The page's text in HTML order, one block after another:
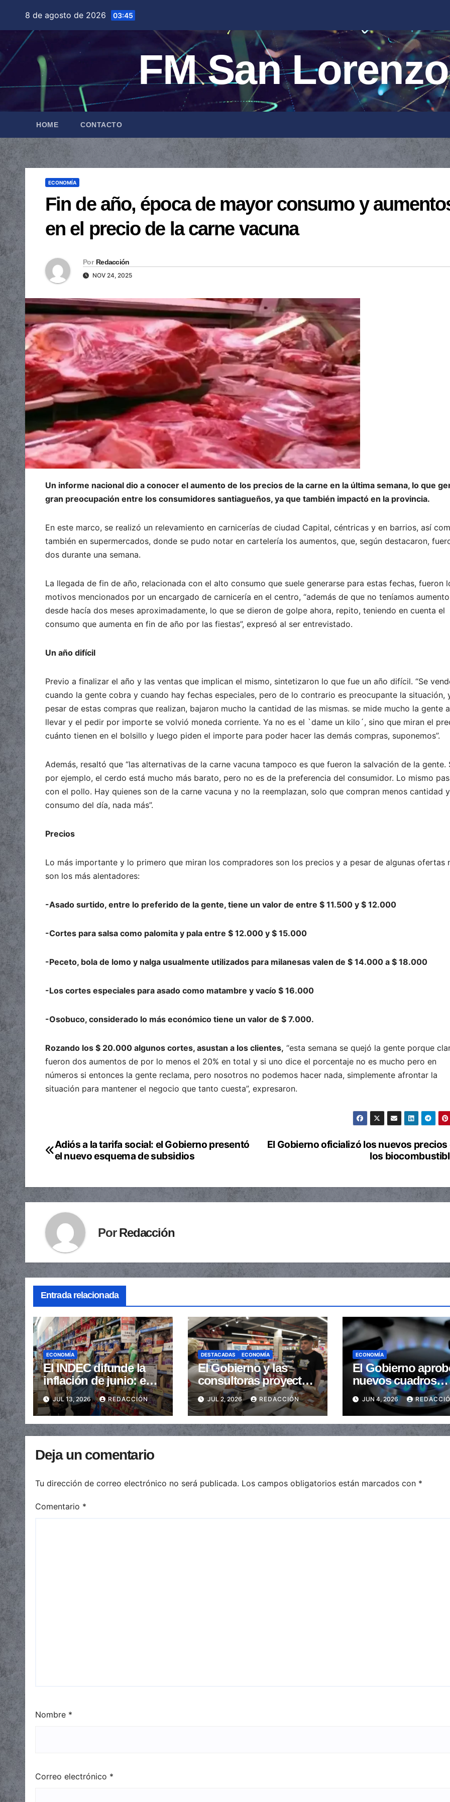
contenido
8 de agosto de 2026 03:45
FM San
HOME CONTACTO
ECONOMÍA
Fin de año, época de mayor consumo y
en el precio de la carne vacuna
Por Redacción
NOV 24, 2025
Un informe nacional dio a conocer el aumento de los precios de la carne en la última semana, lo que
gran preocupación entre los consumidores santiagueños, ya que también impactó en la provincia.
En este marco, se realizó un relevamiento en carnicerías de ciudad Capital, céntricas y en barrios, así
también en supermercados, donde se pudo notar en cartelería los aumentos, que, según destacaron,
dos durante una semana.
La llegada de fin de año, relacionada con el alto consumo que suele generarse para estas fechas, fueron
motivos mencionados por un encargado de carnicería en el centro, “además de que no teníamos
desde hacía dos meses aproximadamente, lo que se dieron de golpe ahora, repito, teniendo en cuenta el
consumo que aumenta en fin de año por las fiestas”, expresó al ser entrevistado.
Un año difícil
Previo a finalizar el año y las ventas que implican el mismo, sintetizaron lo que fue un año difícil. “Se
cuando la gente cobra y cuando hay fechas especiales, pero de lo contrario es preocupante la situación,
pesar de estas compras que realizan, bajaron mucho la cantidad de las mismas. se mide mucho la gente
llevar y el pedir por importe se volvió moneda corriente. Ya no es el `dame un kilo´, sino que miran el
cuánto tienen en el bolsillo y luego piden el importe para poder hacer las demás compras, suponemos”.
Además, resaltó que “las alternativas de la carne vacuna tampoco es que fueron la salvación de la gente.
por ejemplo, el cerdo está mucho más barato, pero no es de la preferencia del consumidor. Lo mismo
con el pollo. Hay quienes son de la carne vacuna y no la reemplazan, solo que compran menos cantidad
consumo del día, nada más”.
Precios
Lo más importante y lo primero que miran los compradores son los precios y a pesar de algunas ofertas
son los más alentadores:
-Asado surtido, entre lo preferido de la gente, tiene un valor de entre $ 11.500 y $ 12.000
-Cortes para salsa como palomita y pala entre $ 12.000 y $ 15.000
-Peceto, bola de lomo y nalga usualmente utilizados para milanesas valen de $ 14.000 a $ 18.000
-Los cortes especiales para asado como matambre y vacío $ 16.000
-Osobuco, considerado lo más económico tiene un valor de $ 7.000.
Rozando los $ 20.000 algunos cortes, asustan a los clientes, “esta semana se quejó la gente porque
fueron dos aumentos de por lo menos el 20% en total y si uno dice el porcentaje no es mucho pero en
números si entonces la gente reclama, pero nosotros no podemos hacer nada, simplemente afrontar la
situación para mantener el negocio que tanto cuesta”, expresaron.
Navegación
entradas
El Gobierno oficializó los nuevos precios
los
Adiós a la tarifa social: el Gobierno presentó
el nuevo esquema de subsidios
PorRedacción
Entrada relacionada
ECONOMÍA
El INDEC difunde la
inflación de junio: en
cuánto podría
ubicarse
JUL 13, 2026 REDACCIÓN
DESTACADAS ECONOMÍA
El Gobierno y las
consultoras proyectan
que la inflación de
junio se ubicó debajo
del 2%
JUL 2, 2026 REDACCIÓN
ECONOMÍA
El Gobierno
nuevos cuadros
tarifarios para la
distribución de
todo el país
JUN 4, 2026
Deja un comentario
Tu dirección de correo electrónico no será publicada. Los campos obligatorios están marcados con *
Comentario *
Nombre *
Correo electrónico *